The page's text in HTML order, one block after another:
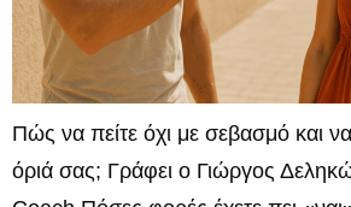
Πώς να πείτε όχι με σεβασμό και
όριά σας; Γράφει ο Γιώργος